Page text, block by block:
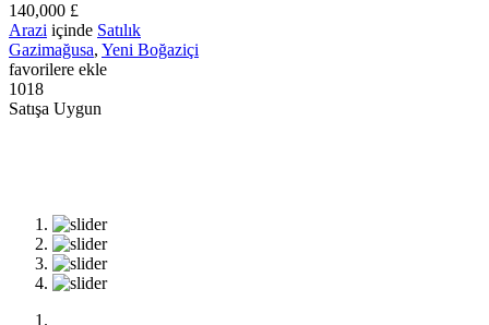
140,000 £
Arazi içinde Satılık
Gazimağusa, Yeni Boğaziçi
favorilere ekle
1018
Satışa Uygun